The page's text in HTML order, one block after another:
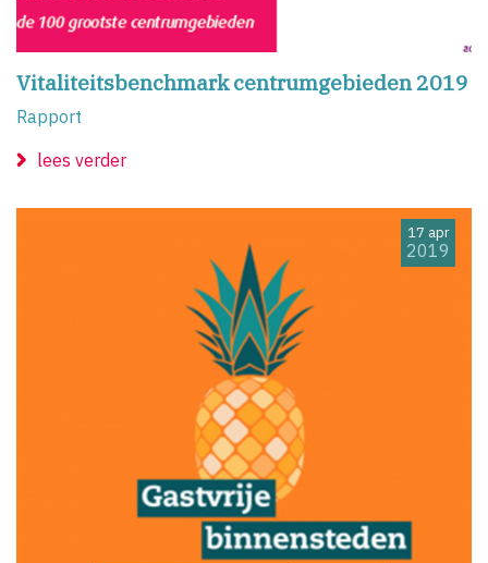
Vitaliteitsbenchmark centrumgebieden 2019
Rapport
lees verder
17 apr
2019